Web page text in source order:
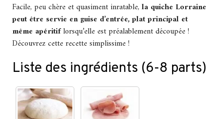
Facile, peu chère et quasiment inratable, la quiche Lorraine
peut être servie en guise d’entrée, plat principal et
même apéritiflorsqu’elle est préalablement découpée !
Découvrez cette recette simplissime !
Liste des ingrédients (6-8 parts)